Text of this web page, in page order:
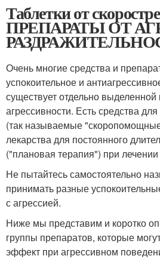
Таблетки от
ПРЕПАРАТЫ ОТ
Очень многие средства и
успокоительное и
существует отдельно выделенной
агрессивности. Есть средства
(так называемые
лекарства для постоянного
("плановая терапия") при лечении
Не пытайтесь самостоятельно
принимать разные
с агрессией.
Ниже мы представим и коротко
группы препаратов, которые
эффект при агрессивном